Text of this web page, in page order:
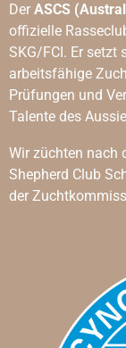
Der ASCS
offizielle
SKG/FCI. Er setzt
arbeitsfähige
Prüfungen und
Talente des
Wir züchten nach
Shepherd Club
der